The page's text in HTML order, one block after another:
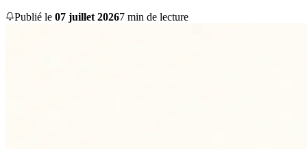
Publié le 07 juillet 20267 min de lecture